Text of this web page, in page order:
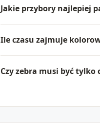
Jakie przybory najlepiej
Ile czasu zajmuje
Czy zebra musi być tylko